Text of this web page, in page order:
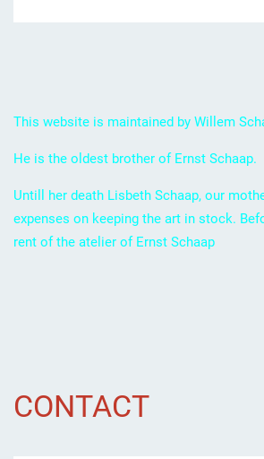
This website is maintained by Willem
He is the oldest brother of Ernst Schaap.
Untill her death Lisbeth Schaap, our
expenses on keeping the art in stock.
rent of the atelier of Ernst Schaap
CONTACT